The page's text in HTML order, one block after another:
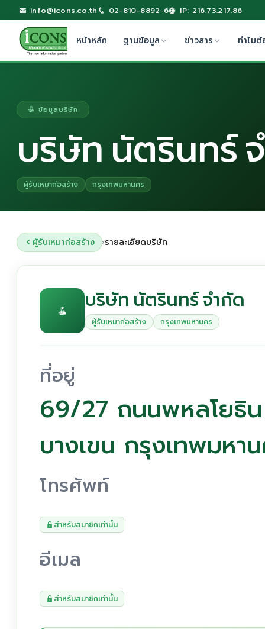
info@icons.co.th 02-810-8892-6 IP: 216.73.217.86
หน้าหลัก ฐานข้อมูล ข่าวสาร ทำไมต้
ข้อมูลบริษัท
บริษัท นัตรินทร์
ผู้รับเหมาก่อสร้าง กรุงเทพมหานคร
ผู้รับเหมาก่อสร้าง ›รายละเอียดบริษัท
บริษัท นัตรินทร์ จำกัด
ผู้รับเหมาก่อสร้าง กรุงเทพมหานคร
ที่อยู่
69/27 ถนนพหลโยธิ
บางเขน กรุงเทพมหา
โทรศัพท์
สำหรับสมาชิกเท่านั้น
อีเมล
สำหรับสมาชิกเท่านั้น